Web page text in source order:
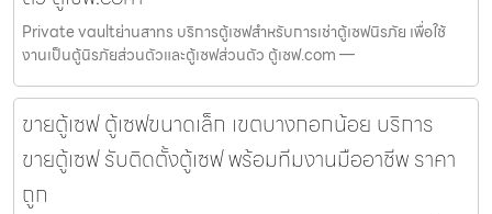
Private vaultย่านสาทร บริการตู้เซฟสำหรับการเช่าตู้เซฟนิรภัย เพื่อใช้
งานเป็นตู้นิรภัยส่วนตัวและตู้เซฟส่วนตัว ตู้เซฟ.com —
ขายตู้เซฟ ตู้เซฟขนาดเล็ก เขตบางกอกน้อย บริการ
ขายตู้เซฟ รับติดตั้งตู้เซฟ พร้อมทีมงานมืออาชีพ ราคา
ถูก